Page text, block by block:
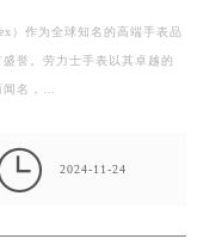
）作为全球知名的高端手表品
誉。劳力士手表以其卓越的
闻名，…
2024-11-24